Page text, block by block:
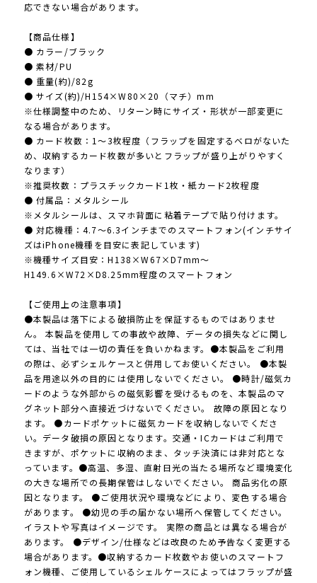
応できない場合があります。
【商品仕様】
● カラー/ブラック
● 素材/PU
● 重量(約)/82g
● サイズ(約)/H154×W80×20（マチ）mm
※仕様調整中のため、リターン時にサイズ・形状が一部変更に
なる場合があります。
● カード枚数：1～3枚程度（フラップを固定するベロがないた
め、収納するカード枚数が多いとフラップが盛り上がりやすく
なります）
※推奨枚数：プラスチックカード1枚・紙カード2枚程度
● 付属品：メタルシール
※メタルシールは、スマホ背面に粘着テープで貼り付けます。
● 対応機種：4.7〜6.3インチまでのスマートフォン(インチサイ
ズはiPhone機種を目安に表記しています)
※機種サイズ目安：H138×W67×D7mm〜
H149.6×W72×D8.25mm程度のスマートフォン
【ご使用上の注意事項】
●本製品は落下による破損防止を保証するものではありませ
ん。 本製品を使用しての事故や故障、データの損失などに関し
ては、当社では一切の責任を負いかねます。●本製品をご利用
の際は、必ずシェルケースと併用してお使いください。 ●本製
品を用途以外の目的には使用しないでください。 ●時計/磁気カ
ードのような外部からの磁気影響を受けるものを、本製品のマ
グネット部分へ直接近づけないでください。 故障の原因となり
ます。 ●カードポケットに磁気カードを収納しないでくださ
い。データ破損の原因となります。交通・ICカードはご利用で
きますが、ポケットに収納のまま、タッチ決済には非対応とな
っています。●高温、多湿、直射日光の当たる場所など環境変化
の大きな場所での長期保管はしないでください。 商品劣化の原
因となります。 ●ご使用状況や環境などにより、変色する場合
があります。 ●幼児の手の届かない場所へ保管してください。
イラストや写真はイメージです。 実際の商品とは異なる場合が
あります。 ●デザイン/仕様などは改良のため予告なく変更する
場合があります。●収納するカード枚数やお使いのスマートフ
ォン機種、ご使用しているシェルケースによってはフラップが盛